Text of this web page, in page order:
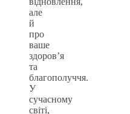
але
й
про
ваше
здоров’я
та
благополуччя.
У
сучасному
світі,